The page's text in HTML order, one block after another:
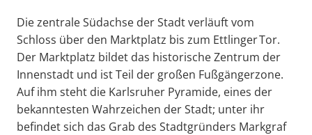
Die zentrale Südachse der Stadt verläuft vom
Schloss über den Marktplatz bis zum Ettlinger Tor.
Der Marktplatz bildet das historische Zentrum der
Innenstadt und ist Teil der großen Fußgängerzone.
Auf ihm steht die Karlsruher Pyramide, eines der
bekanntesten Wahrzeichen der Stadt; unter ihr
befindet sich das Grab des Stadtgründers Markgraf